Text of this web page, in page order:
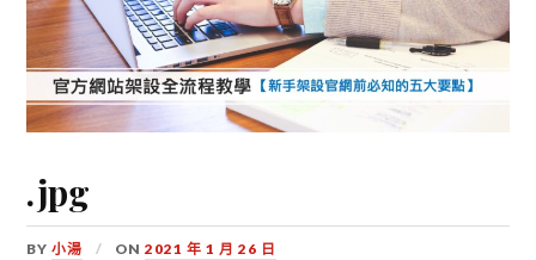
.jpg
BY小湯 ON2021 年 1 月 26 日